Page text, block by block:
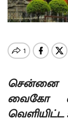
சென்னை
வைகோ
வெளியிட்ட